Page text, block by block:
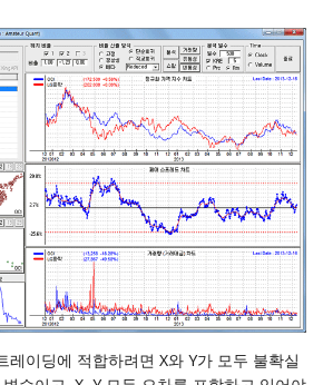
레이딩에 적합하려면 X와 Y가 모두 불확실